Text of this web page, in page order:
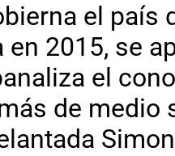
el país
2015, se
el
de medio